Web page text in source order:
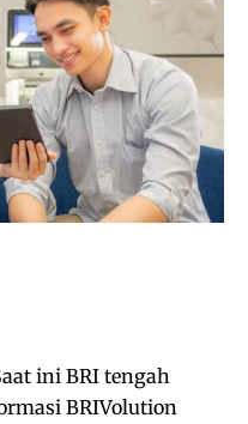
ini BRI tengah
BRIVolution